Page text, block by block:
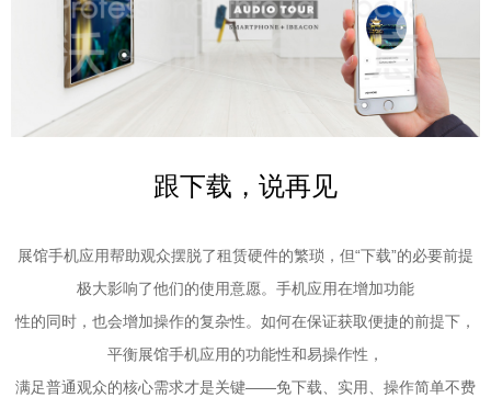
跟下载，说再见
展馆手机应用帮助观众摆脱了租赁硬件的繁琐，但“下载”的必要前提
极大影响了他们的使用意愿。手机应用在增加功能
性的同时，也会增加操作的复杂性。如何在保证获取便捷的前提下，
平衡展馆手机应用的功能性和易操作性，
满足普通观众的核心需求才是关键——免下载、实用、操作简单不费